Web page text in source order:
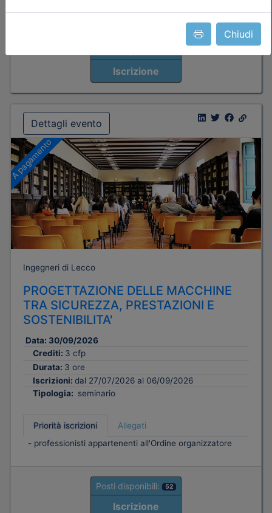
Chiudi
Iscrizione
Dettagli evento
A pagamento
Ingegneri di Lecco
PROGETTAZIONE DELLE MACCHINE
TRA SICUREZZA, PRESTAZIONI E
SOSTENIBILITA'
Data: 30/09/2026
Crediti: 3 cfp
Durata: 3 ore
Iscrizioni: dal 27/07/2026 al 06/09/2026
Tipologia: seminario
Priorità iscrizioni
Allegati
- professionisti appartenenti all'Ordine organizzatore
Posti disponibili: 52
Iscrizione